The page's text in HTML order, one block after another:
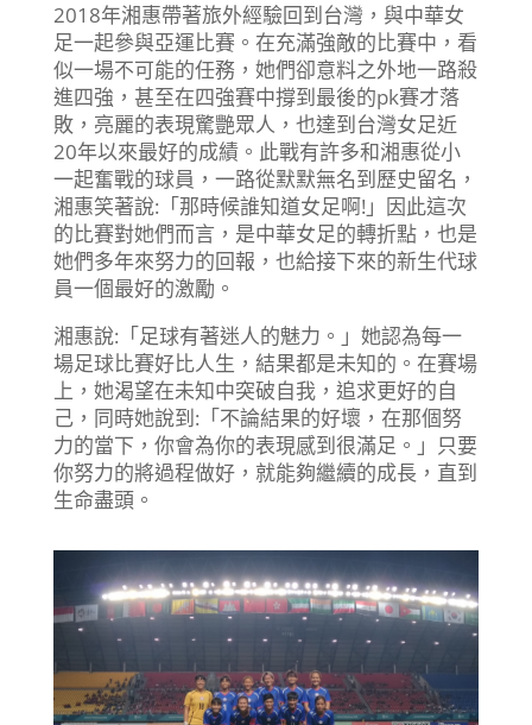
2018年湘惠帶著旅外經驗回到台灣，與中華女
足一起參與亞運比賽。在充滿強敵的比賽中，看
似一場不可能的任務，她們卻意料之外地一路殺
進四強，甚至在四強賽中撐到最後的pk賽才落
敗，亮麗的表現驚艷眾人，也達到台灣女足近
20年以來最好的成績。此戰有許多和湘惠從小
一起奮戰的球員，一路從默默無名到歷史留名，
湘惠笑著說:「那時候誰知道女足啊!」因此這次
的比賽對她們而言，是中華女足的轉折點，也是
她們多年來努力的回報，也給接下來的新生代球
員一個最好的激勵。
湘惠說:「足球有著迷人的魅力。」她認為每一
場足球比賽好比人生，結果都是未知的。在賽場
上，她渴望在未知中突破自我，追求更好的自
己，同時她說到:「不論結果的好壞，在那個努
力的當下，你會為你的表現感到很滿足。」只要
你努力的將過程做好，就能夠繼續的成長，直到
生命盡頭。